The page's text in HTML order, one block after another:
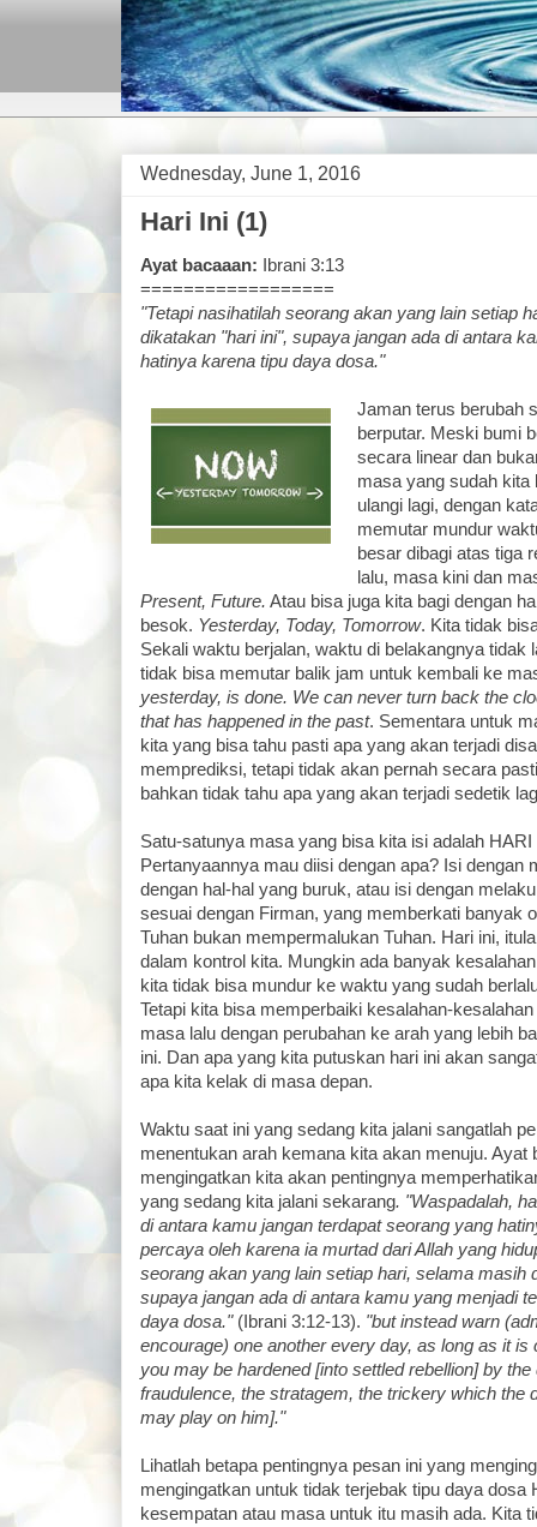
Wednesday, June 1, 2016
Hari Ini (1)
Ayat bacaaan: Ibrani 3:13
==================
"Tetapi nasihatilah seorang akan yang lain setiap
dikatakan "hari ini", supaya jangan ada di antara
hatinya karena tipu daya dosa."
Jaman terus berubah
berputar. Meski bumi
secara linear dan
masa yang sudah kita
ulangi lagi, dengan
memutar mundur
besar dibagi atas tiga
lalu, masa kini dan
Present, Future. Atau bisa juga kita bagi dengan
besok. Yesterday, Today, Tomorrow. Kita tidak
Sekali waktu berjalan, waktu di belakangnya tidak
tidak bisa memutar balik jam untuk kembali ke
yesterday, is done. We can never turn back the
that has happened in the past. Sementara untuk
kita yang bisa tahu pasti apa yang akan terjadi
memprediksi, tetapi tidak akan pernah secara
bahkan tidak tahu apa yang akan terjadi sedetik
Satu-satunya masa yang bisa kita isi adalah
Pertanyaannya mau diisi dengan apa? Isi dengan
dengan hal-hal yang buruk, atau isi dengan
sesuai dengan Firman, yang memberkati banyak
Tuhan bukan mempermalukan Tuhan. Hari ini,
dalam kontrol kita. Mungkin ada banyak
kita tidak bisa mundur ke waktu yang sudah
Tetapi kita bisa memperbaiki kesalahan-
masa lalu dengan perubahan ke arah yang lebih
ini. Dan apa yang kita putuskan hari ini akan
apa kita kelak di masa depan.
Waktu saat ini yang sedang kita jalani sangatlah
menentukan arah kemana kita akan menuju. Ayat
mengingatkan kita akan pentingnya
yang sedang kita jalani sekarang. "Waspadalah,
di antara kamu jangan terdapat seorang yang
percaya oleh karena ia murtad dari Allah yang
seorang akan yang lain setiap hari, selama masih
supaya jangan ada di antara kamu yang menjadi
daya dosa."(Ibrani 3:12-13). "but instead warn
encourage) one another every day, as long as it is
you may be hardened [into settled rebellion] by
fraudulence, the stratagem, the trickery which the
may play on him]."
Lihatlah betapa pentingnya pesan ini yang
mengingatkan untuk tidak terjebak tipu daya dosa
kesempatan atau masa untuk itu masih ada. Kita